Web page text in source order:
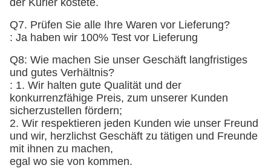
der Kurier kostete.
Q7. Prüfen Sie alle Ihre Waren vor Lieferung?
: Ja haben wir 100% Test vor Lieferung
Q8: Wie machen Sie unser Geschäft langfristiges
und gutes Verhältnis?
: 1. Wir halten gute Qualität und der
konkurrenzfähige Preis, zum unserer Kunden
sicherzustellen fördern;
2. Wir respektieren jeden Kunden wie unser Freund
und wir, herzlichst Geschäft zu tätigen und Freunde
mit ihnen zu machen,
egal wo sie von kommen.